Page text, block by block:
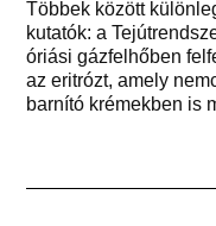
Többek között
kutatók: a
óriási gázfelhőben
az eritrózt, amely
barnító krémekben is